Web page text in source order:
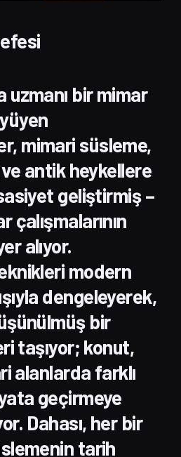
uzmanı bir mimar
mimari süsleme,
antik heykellere
geliştirmiş –
çalışmalarının
alıyor.
modern
dengeleyerek,
bir
taşıyor; konut,
alanlarda farklı
geçirmeye
Dahası, her bir
tarih